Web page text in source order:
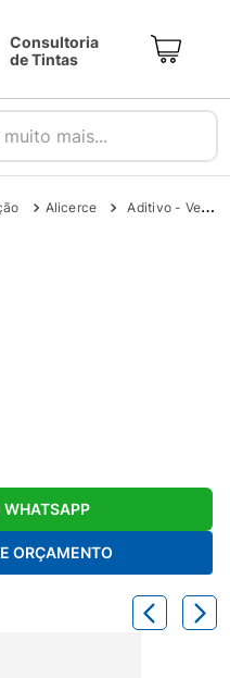
Consultoria
de Tintas
mais...
Alicerce Aditivo - Vedacit 18L
WHATSAPP
ORÇAMENTO